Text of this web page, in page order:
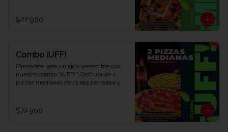
el placer. ¡Ven y descubre por qué este
combo te hará exclamar '¡MMM!' en Viva
$22.900
Combo ¡UFF!
¡Prepárate para un algo irresistible con
nuestro combo "¡UFF!"! Disfruta de 2
pizzas medianas de cualquier sabor y
tus antojos y deleitar tus sentidos. ¡Ven
y descubre el combo que te hará decir
$72.900